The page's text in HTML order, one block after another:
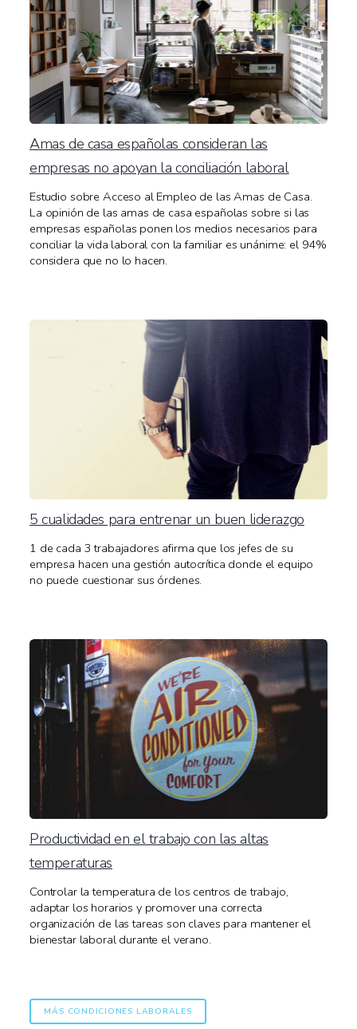
Amas de casa españolas consideran las
empresas no apoyan la conciliación laboral
Estudio sobre Acceso al Empleo de las Amas de Casa.
La opinión de las amas de casa españolas sobre si las
empresas españolas ponen los medios necesarios para
conciliar la vida laboral con la familiar es unánime: el 94%
considera que no lo hacen.
5 cualidades para entrenar un buen liderazgo
1 de cada 3 trabajadores afirma que los jefes de su
empresa hacen una gestión autocrítica donde el equipo
no puede cuestionar sus órdenes.
Productividad en el trabajo con las altas
temperaturas
Controlar la temperatura de los centros de trabajo,
adaptar los horarios y promover una correcta
organización de las tareas son claves para mantener el
bienestar laboral durante el verano.
MÁS CONDICIONES LABORALES